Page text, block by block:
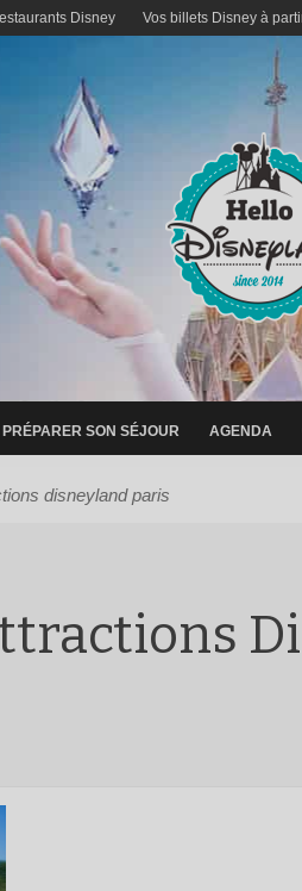
Disney Vos billets Disney à
PRÉPARER SON SÉJOUR AGENDA
disneyland paris